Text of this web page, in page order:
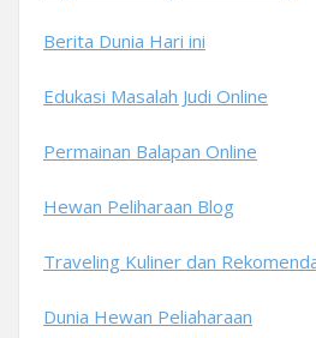
Berita Dunia Hari ini
Edukasi Masalah Judi Online
Permainan Balapan Online
Hewan Peliharaan Blog
Traveling Kuliner dan
Dunia Hewan Peliaharaan